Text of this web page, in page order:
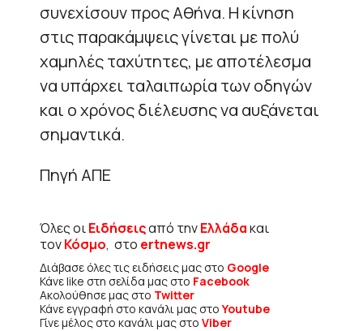
συνεχίσουν προς Αθήνα. Η κίνηση
στις παρακάμψεις γίνεται με πολύ
χαμηλές ταχύτητες, με αποτέλεσμα
να υπάρχει ταλαιπωρία των οδηγών
και ο χρόνος διέλευσης να αυξάνεται
σημαντικά.
Πηγή ΑΠΕ
Όλες οιΕιδήσειςαπό τηνΕλλάδακαι
τονΚόσμο, στο ertnews.gr
Διάβασε όλες τις ειδήσεις μας στο Google
Κάνε like στη σελίδα μας στο Facebook
Ακολούθησε μας στο Twitter
Κάνε εγγραφή στο κανάλι μας στοYoutube
Γίνε μέλος στο κανάλι μας στο Viber